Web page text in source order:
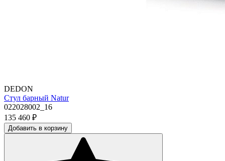
DEDON
Стул барный Natur
022028002_16
135 460 ₽
Добавить в корзину